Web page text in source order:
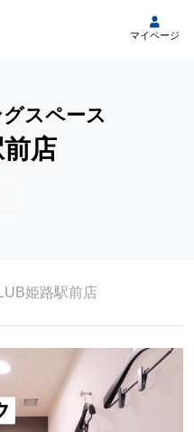
マイページ
スペース
店
姫路駅前店